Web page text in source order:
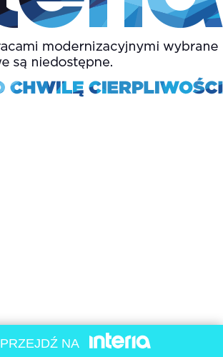
PRZEJDŹ NA